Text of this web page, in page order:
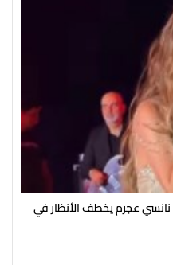
فستان نانسي عجرم يخطف الأنظار في